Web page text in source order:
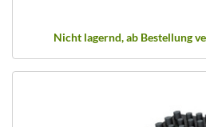
Nicht lagernd, ab Bestellung